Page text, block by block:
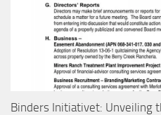
Binders Initiativet: Unveiling